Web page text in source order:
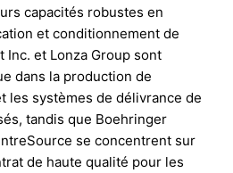
capacités robustes en
et conditionnement de
Inc. et Lonza Group sont
dans la production de
les systèmes de délivrance de
tandis que Boehringer
se concentrent sur
de haute qualité pour les